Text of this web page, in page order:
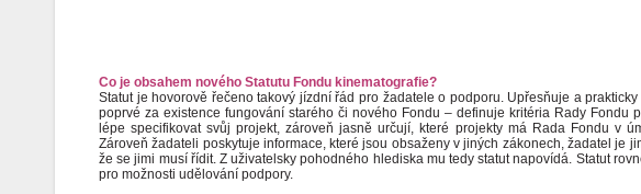
Co je obsahem nového Statutu Fondu kinematografie?
Statut je hovorově řečeno takový jízdní řád pro žadatele o podporu. Upřesňuje a
poprvé za existence fungování starého či nového Fondu – definuje kritéria Rady Fondu
lépe specifikovat svůj projekt, zároveň jasně určují, které projekty má Rada Fondu v
Zároveň žadateli poskytuje informace, které jsou obsaženy v jiných zákonech, žadatel je
že se jimi musí řídit. Z uživatelsky pohodného hlediska mu tedy statut napovídá. Statut
pro možnosti udělování podpory.